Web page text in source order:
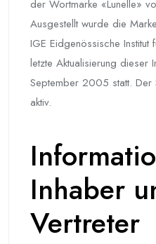
der Wortmarke «Lunelle»
Ausgestellt wurde die
IGE Eidgenössische Institut
letzte Aktualisierung dieser
September 2005 statt. Der
aktiv.
Inhaber
Vertreter